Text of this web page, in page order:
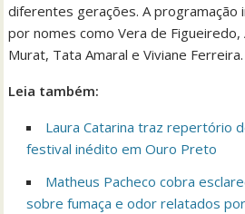
diferentes gerações. A programação
por nomes como Vera de Figueiredo,
Murat, Tata Amaral e Viviane Ferreira.
Leia também:
Laura Catarina traz repertório
festival inédito em Ouro Preto
Matheus Pacheco cobra
sobre fumaça e odor relatados